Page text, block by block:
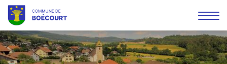
Mots
clés
la